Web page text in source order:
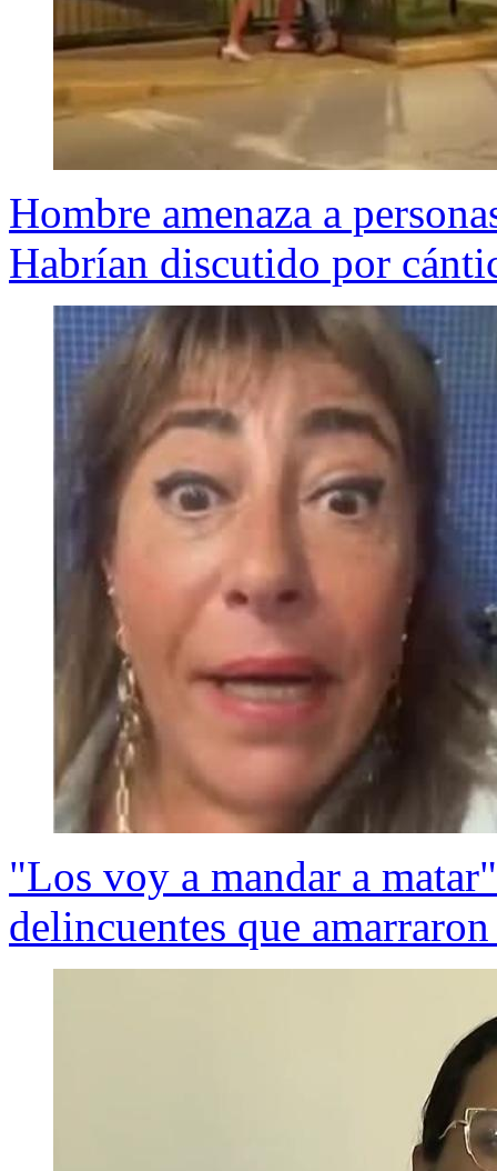
Hombre amenaza a
Habrían discutido por
"Los voy a mandar a
delincuentes que amarraron